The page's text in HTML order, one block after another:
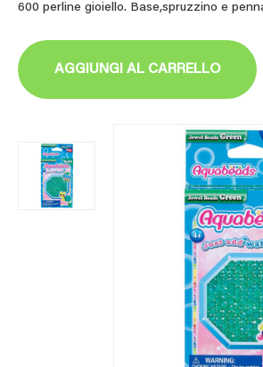
600 perline gioiello. Base,spruzzino e
AGGIUNGI AL CARRELLO